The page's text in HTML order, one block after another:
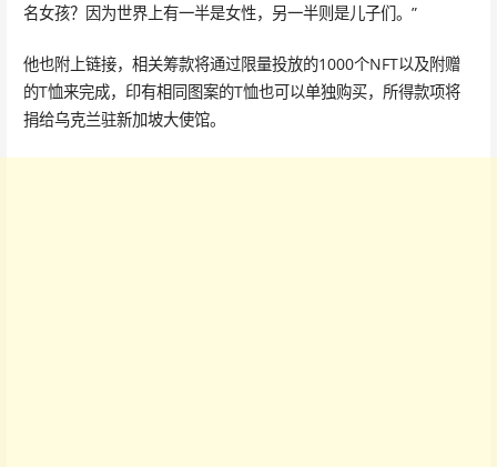
名女孩？因为世界上有一半是女性，另一半则是儿子们。”
他也附上链接，相关筹款将通过限量投放的1000个NFT以及附赠
的T恤来完成，印有相同图案的T恤也可以单独购买，所得款项将
捐给乌克兰驻新加坡大使馆。